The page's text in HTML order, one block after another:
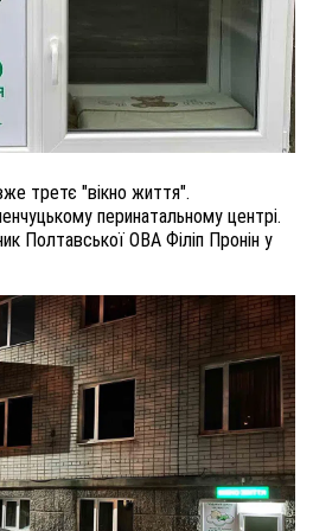
третє "вікно життя".
перинатальному центрі.
Полтавської ОВА Філіп Пронін у